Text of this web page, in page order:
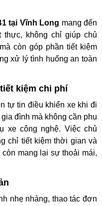
tại Vĩnh Long mang đến
không chỉ giúp chủ
còn góp phần tiết kiệm
xử lý tình huống an toàn
kiệm chi phí
tự tin điều khiển xe khi đi
đình mà không cần phụ
xe công nghệ. Việc chủ
chỉ tiết kiệm thời gian và
mang lại sự thoải mái,
nhẹ nhàng, thao tác đơn